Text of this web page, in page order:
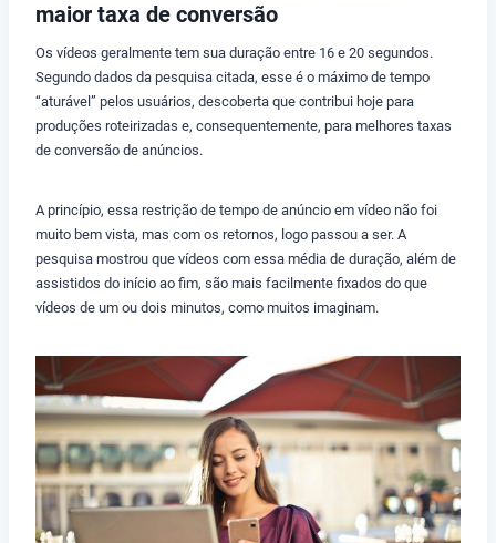
maior taxa de conversão
Os vídeos geralmente tem sua duração entre 16 e 20 segundos.
Segundo dados da pesquisa citada, esse é o máximo de tempo
“aturável” pelos usuários, descoberta que contribui hoje para
produções roteirizadas e, consequentemente, para melhores taxas
de conversão de anúncios.
A princípio, essa restrição de tempo de anúncio em vídeo não foi
muito bem vista, mas com os retornos, logo passou a ser. A
pesquisa mostrou que vídeos com essa média de duração, além de
assistidos do início ao fim, são mais facilmente fixados do que
vídeos de um ou dois minutos, como muitos imaginam.